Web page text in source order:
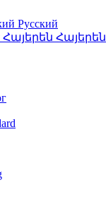
Русский
Հայերեն